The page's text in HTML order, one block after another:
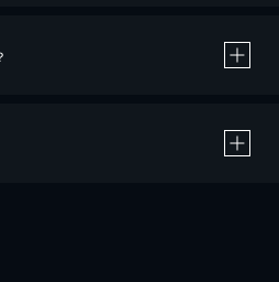
カード決済による作品の購入 / レンタルです。